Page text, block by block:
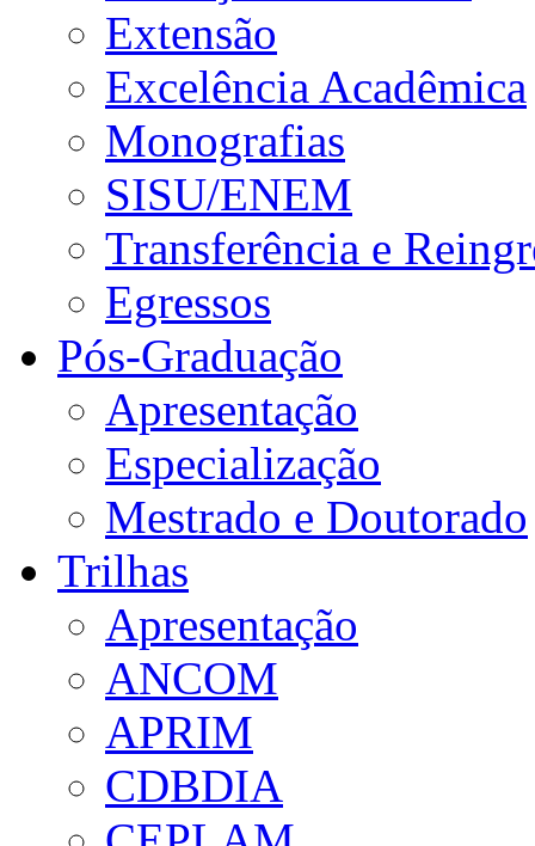
Extensão
Excelência Acadêmica
Monografias
SISU/ENEM
Transferência e
Egressos
Pós-Graduação
Apresentação
Especialização
Mestrado e Doutorado
Trilhas
Apresentação
ANCOM
APRIM
CDBDIA